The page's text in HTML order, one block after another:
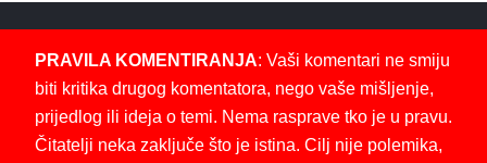
PRAVILA KOMENTIRANJA: Vaši komentari ne smiju
biti kritika drugog komentatora, nego vaše mišljenje,
prijedlog ili ideja o temi. Nema rasprave tko je u pravu.
Čitatelji neka zaključe što je istina. Cilj nije polemika,